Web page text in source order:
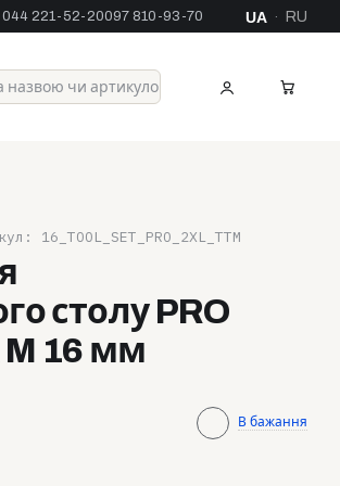
044 221-52-20097 810-93-70 UA · RU
столу PRO
M 16 мм
16_TOOL_SET_PRO_2XL_TTM
В бажання